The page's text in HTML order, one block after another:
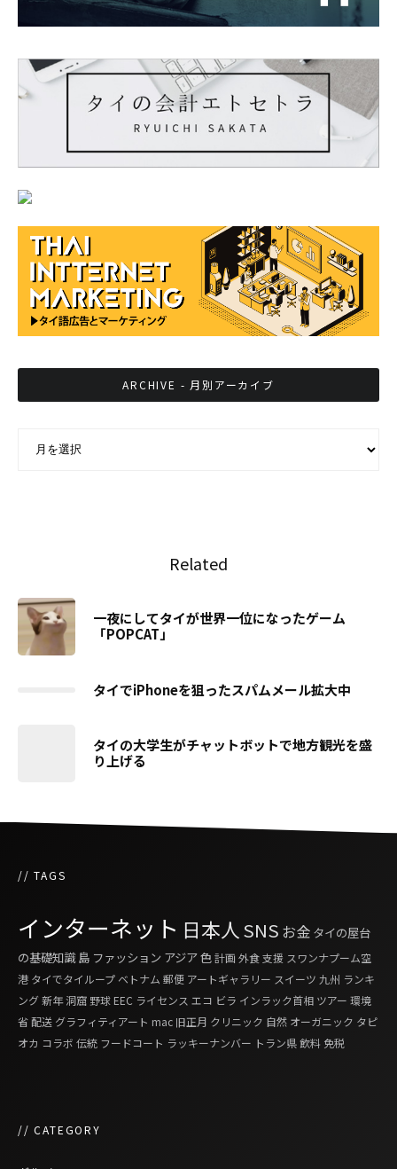
ARCHIVE - 月別アーカイブ
Related
一夜にしてタイが世界一位になったゲーム
「POPCAT」
タイでiPhoneを狙ったスパムメール拡大中
タイの大学生がチャットボットで地方観光を盛
り上げる
// TAGS
インターネット 日本人 SNS お金 タイの屋台
の基礎知識 島 ファッション アジア色計画 外食支援 スワンナプーム空
港 タイでタイループ ベトナム 郵便 アートギャラリー スイーツ 九州 ランキ
ング新年洞窟 野球EEC ライセンス エコ ビラ インラック首相 ツアー 環境
省配送 グラフィティアート mac 旧正月 クリニック 自然 オーガニック タピ
オカ コラボ 伝統 フードコート ラッキーナンバー トラン県飲料 免税
// CATEGORY